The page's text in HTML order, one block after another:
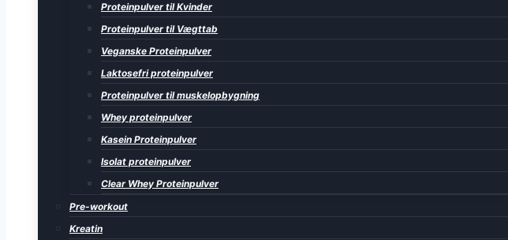
Proteinpulver til Kvinder
Proteinpulver til Vægttab
Veganske Proteinpulver
Laktosefri proteinpulver
Proteinpulver til muskelopbygning
Whey proteinpulver
Kasein Proteinpulver
Isolat proteinpulver
Clear Whey Proteinpulver
Pre-workout
Kreatin